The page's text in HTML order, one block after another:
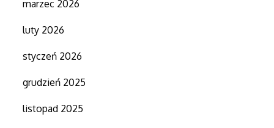
marzec 2026
luty 2026
styczeń 2026
grudzień 2025
listopad 2025